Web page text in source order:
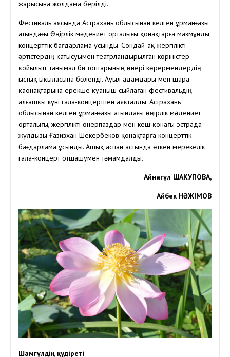
жарысына жолдама берілді.
Фестиваль аясында Астрахань облысынан келген Құрманғазы
атындағы Өңірлік мәдениет орталығы қонақтарға мазмұнды
концерттік бағдарлама ұсынды. Сондай-ақ жергілікті
әртістердің қатысуымен театрландырылған көріністер
қойылып, танымал би топтарының өнері көрермендердің
ыстық ықыласына бөленді. Ауыл адамдары мен шара
қаонақтарына ерекше қуаныш сыйлаған фестивальдің
алғашқы күні гала-концертпен аяқталды. Астрахань
облысынан келген Құрманғазы атындағы өңірлік мәдениет
орталығы, жергілікті өнерпаздар мен кеш қонағы эстрада
жұлдызы Ғазизхан Шекербеков қонақтарға концерттік
бағдарлама ұсынды. Ашық аспан астында өткен мерекелік
гала-концерт отшашумен тәмамдалды.
Айнагүл ШАКУПОВА,
Айбек НӘЖІМОВ
Шамгүлдің құдіреті